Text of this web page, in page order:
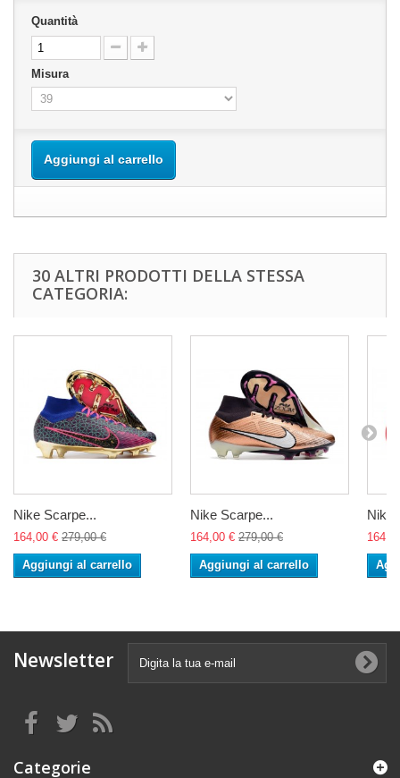
Quantità
Misura
Aggiungi al carrello
30 ALTRI PRODOTTI DELLA STESSA
CATEGORIA:
Nike Scarpe...
164,00 € 279,00 €
Aggiungi al carrello
Nike Scarpe...
164,00 € 279,00 €
Aggiungi al carrello
Nike
Newsletter
Categorie